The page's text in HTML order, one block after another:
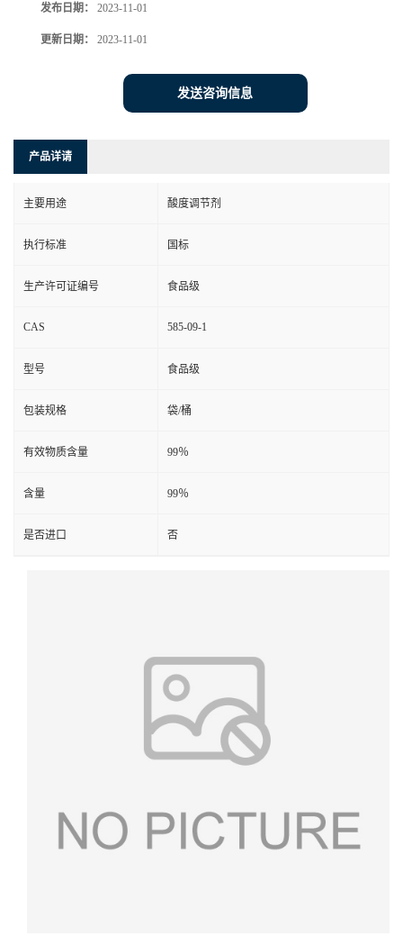
发布日期： 2023-11-01
更新日期： 2023-11-01
发送咨询信息
产品详请
主要用途 酸度调节剂
执行标准 国标
生产许可证编号 食品级
CAS 585-09-1
型号 食品级
包装规格 袋/桶
有效物质含量 99％
含量 99％
是否进口 否